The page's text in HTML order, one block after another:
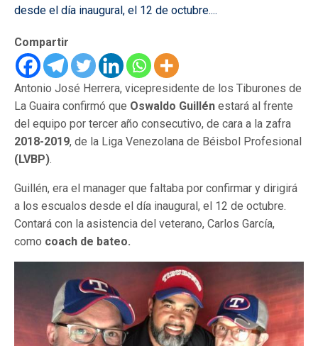
desde el día inaugural, el 12 de octubre....
Compartir
Antonio José Herrera, vicepresidente de los Tiburones de
La Guaira confirmó que Oswaldo Guillén estará al frente
del equipo por tercer año consecutivo, de cara a la zafra
2018-2019, de la Liga Venezolana de Béisbol Profesional
(LVBP).
Guillén, era el manager que faltaba por confirmar y dirigirá
a los escualos desde el día inaugural, el 12 de octubre.
Contará con la asistencia del veterano, Carlos García,
como coach de bateo.